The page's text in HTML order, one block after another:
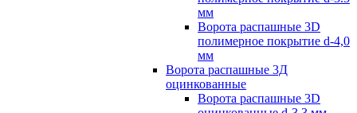
мм
Ворота распашные 3D
полимерное покрытие d-4,0
мм
Ворота распашные 3Д
оцинкованные
Ворота распашные 3D